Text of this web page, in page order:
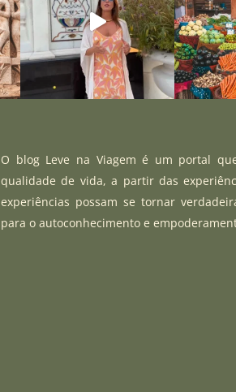
O blog Leve na Viagem é um portal
qualidade de vida, a partir das
experiências possam se tornar
para o autoconhecimento e